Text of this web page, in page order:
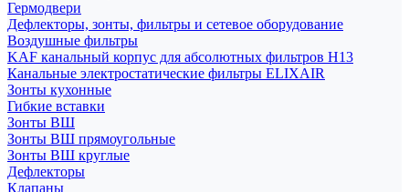
Гермодвери
Дефлекторы, зонты, фильтры и сетевое оборудование
Воздушные фильтры
KAF канальный корпус для абсолютных фильтров H13
Канальные электростатические фильтры ELIXAIR
Зонты кухонные
Гибкие вставки
Зонты ВШ
Зонты ВШ прямоугольные
Зонты ВШ круглые
Дефлекторы
Клапаны